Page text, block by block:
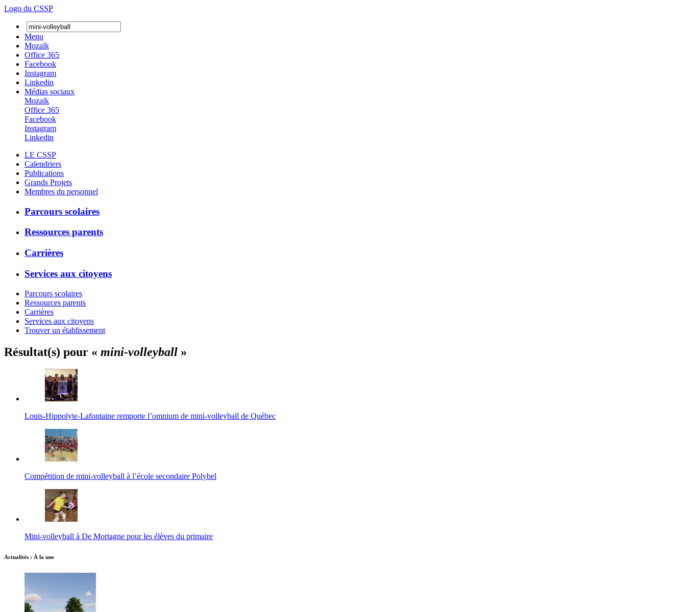
Logo du CSSP
Menu
Mozaïk
Office 365
Facebook
Instagram
Linkedin
Médias sociaux
Mozaïk
Office 365
Facebook
Instagram
Linkedin
LE CSSP
Calendriers
Publications
Grands Projets
Membres du personnel
Parcours scolaires
Ressources parents
Carrières
Services aux citoyens
Parcours scolaires
Ressources parents
Carrières
Services aux citoyens
Trouver un établissement
Résultat(s) pour « mini-volleyball »
Louis-Hippolyte-Lafontaine remporte l’omnium de mini-volleyball de Québec
Compétition de mini-volleyball à l’école secondaire Polybel
Mini-volleyball à De Mortagne pour les élèves du primaire
Actualités : À la une